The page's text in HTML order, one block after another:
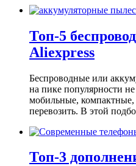
Топ-5
Aliexpress
Беспроводные или
на пике популярности
мобильные, компактные,
перевозить. В этой
Топ-3